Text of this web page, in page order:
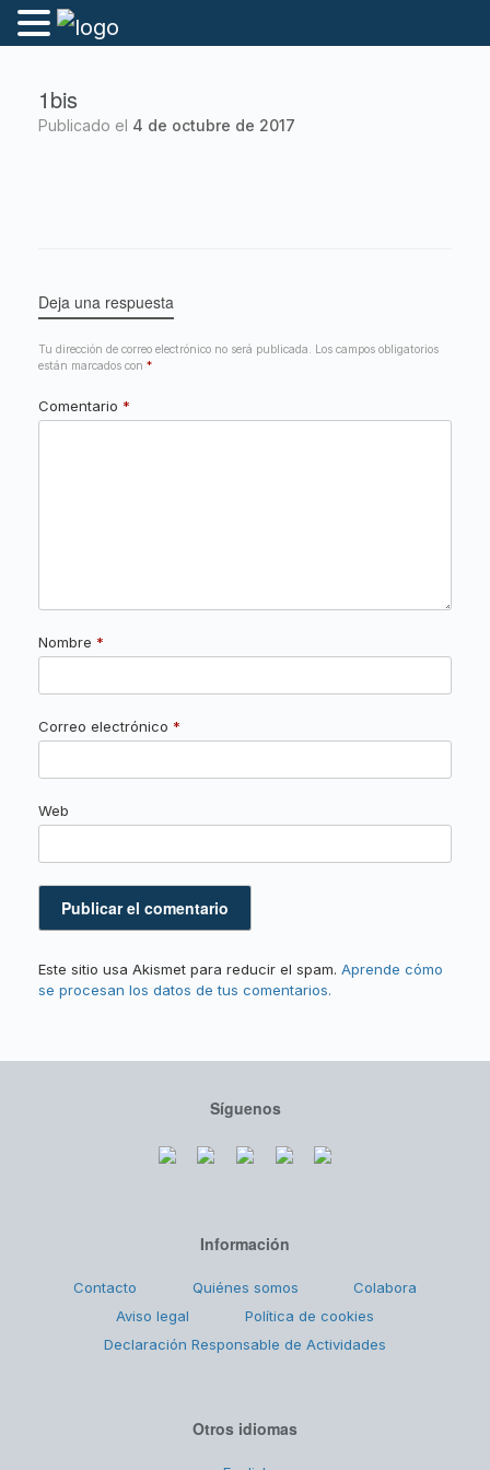
1bis
Publicado el 4 de octubre de 2017
Deja una respuesta
Tu dirección de correo electrónico no será publicada. Los campos obligatorios
están marcados con *
Comentario *
Nombre *
Correo electrónico *
Web
Este sitio usa Akismet para reducir el spam. Aprende cómo
se procesan los datos de tus comentarios.
Síguenos
Información
Contacto Quiénes somos
Colabora
Aviso legal
Política de cookies
Declaración Responsable de Actividades
Otros idiomas